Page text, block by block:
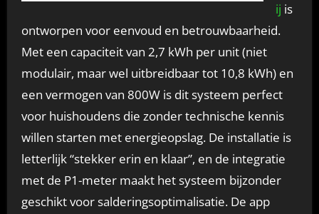
ij is
ontworpen voor eenvoud en betrouwbaarheid.
Met een capaciteit van 2,7 kWh per unit (niet
modulair, maar wel uitbreidbaar tot 10,8 kWh) en
een vermogen van 800W is dit systeem perfect
voor huishoudens die zonder technische kennis
willen starten met energieopslag. De installatie is
letterlijk “stekker erin en klaar”, en de integratie
met de P1-meter maakt het systeem bijzonder
geschikt voor salderingsoptimalisatie. De app